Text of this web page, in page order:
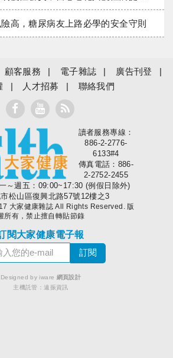
高，糖尿病友上路必學的安全守則
顧客服務 電子雜誌
廣告刊登
人才招募 聯絡我們
大家健康
讀者服務專線：
886-2-2776-
6133#4
傳真電話：886-
2-2752-2455
～週五：09:00~17:30 (例假日除外)
松山區復興北路57號12樓之3
大家健康雜誌 All Rights Reserved. 版
所有，禁止擅自轉貼節錄
閱大家健康電子報
Designed by iware 網頁設計
主機託管：遠振資訊